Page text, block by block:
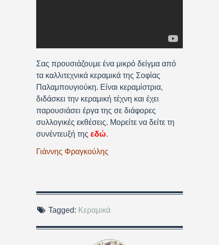
Σας προυσιάζουμε ένα μικρό δείγμα από
τα καλλιτεχνικά κεραμικά της Σοφίας
Παλαμπουγιούκη. Είναι κεραμίστρια,
διδάσκει την κεραμική τέχνη και έχει
παρουσιάσει έργα της σε διάφορες
συλλογικές εκθέσεις. Μορείτε να δείτε τη
συνέντευξή της εδώ.
Γιάννης Φραγκούλης
Tagged: Κεραμικά